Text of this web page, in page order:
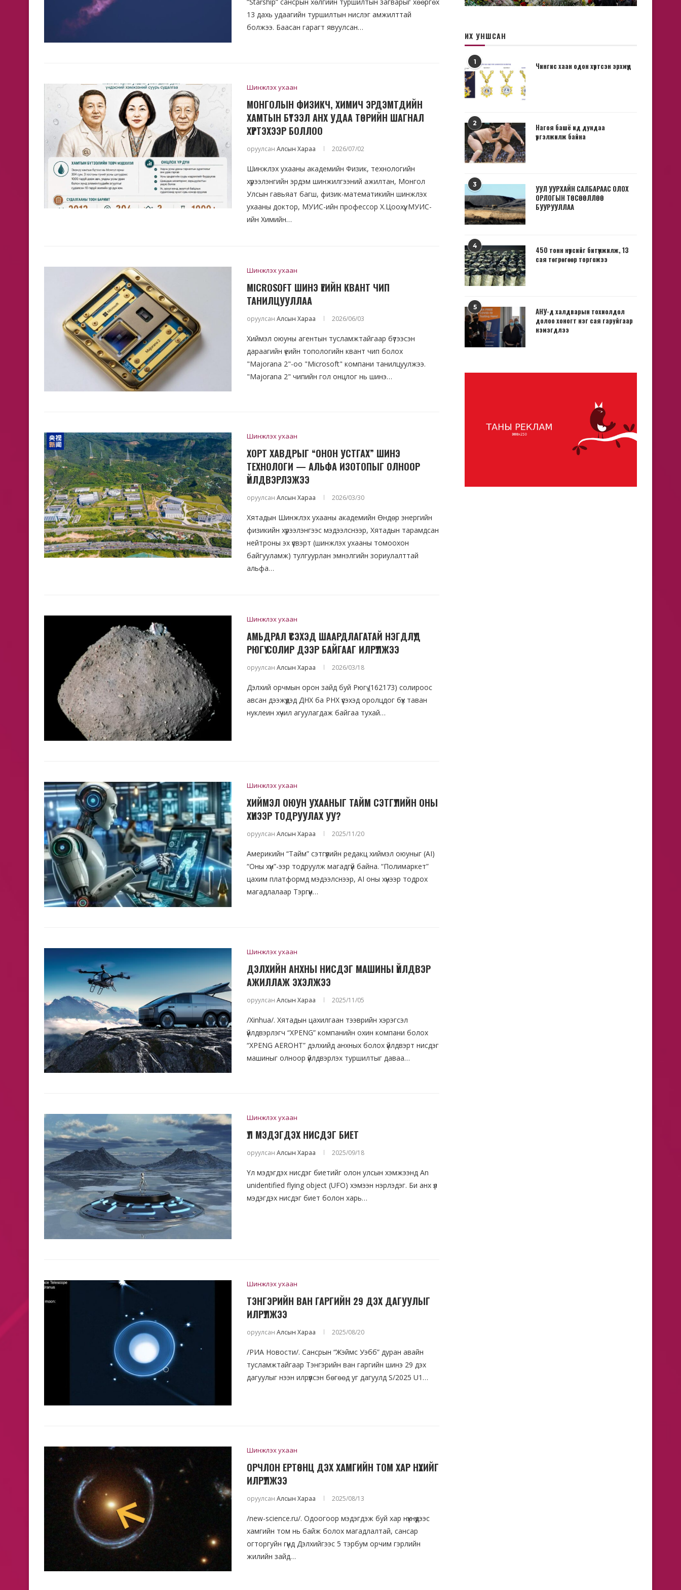
13 дахь удаагийн туршилтын нислэг амжилттай
болжээ. Баасан гарагт явуулсан…
Шинжлэх ухаан
МОНГОЛЫН ФИЗИКЧ, ХИМИЧ ЭРДЭМТДИЙН
ХАМТЫН БҮТЭЭЛ АНХ УДАА ТӨРИЙН ШАГНАЛ
ХҮРТЭХЭЭР БОЛЛОО
оруулсан Алсын Хараа 2026/07/02
Шинжлэх ухааны академийн Физик, технологийн
хүрээлэнгийн эрдэм шинжилгээний ажилтан, Монгол
Улсын гавьяат багш, физик-математикийн шинжлэх
ухааны доктор, МУИС-ийн профессор Х.Цоохүү, МУИС-
ийн Химийн…
Шинжлэх ухаан
MICROSOFT ШИНЭ ҮЕИЙН КВАНТ ЧИП
ТАНИЛЦУУЛЛАА
оруулсан Алсын Хараа 2026/06/03
Хиймэл оюуны агентын тусламжтайгаар бүтээсэн
дараагийн үеийн топологийн квант чип болох
"Majorana 2"-оо "Microsoft" компани танилцуулжээ.
"Majorana 2" чипийн гол онцлог нь шинэ…
Шинжлэх ухаан
ХОРТ ХАВДРЫГ “ОНОН УСТГАХ” ШИНЭ
ТЕХНОЛОГИ — АЛЬФА ИЗОТОПЫГ ОЛНООР
ҮЙЛДВЭРЛЭЖЭЭ
оруулсан Алсын Хараа 2026/03/30
Хятадын Шинжлэх ухааны академийн Өндөр энергийн
физикийн хүрээлэнгээс мэдээлснээр, Хятадын тарамдсан
нейтроны эх үүсвэрт (шинжлэх ухааны томоохон
байгууламж) тулгуурлан эмнэлгийн зориулалттай
альфа…
Шинжлэх ухаан
АМЬДРАЛ ҮҮСЭХЭД ШААРДЛАГАТАЙ НЭГДЛҮҮД
РЮГҮ СОЛИР ДЭЭР БАЙГААГ ИЛРҮҮЛЖЭЭ
оруулсан Алсын Хараа 2026/03/18
Дэлхий орчмын орон зайд буй Рюгү (162173) солироос
авсан дээжүүдэд ДНХ ба РНХ үүсэхэд оролцдог бүх таван
нуклеин хүчил агуулагдаж байгаа тухай…
Шинжлэх ухаан
ХИЙМЭЛ ОЮУН УХААНЫГ ТАЙМ СЭТГҮҮЛИЙН ОНЫ
ХҮНЭЭР ТОДРУУЛАХ УУ?
оруулсан Алсын Хараа 2025/11/20
Америкийн “Тайм” сэтгүүлийн редакц хиймэл оюуныг (AI)
“Оны хүн”-ээр тодруулж магадгүй байна. “Полимаркет”
цахим платформд мэдээлснээр, AI оны хүнээр тодрох
магадлалаар Тэргүүн…
Шинжлэх ухаан
ДЭЛХИЙН АНХНЫ НИСДЭГ МАШИНЫ ҮЙЛДВЭР
АЖИЛЛАЖ ЭХЭЛЖЭЭ
оруулсан Алсын Хараа 2025/11/05
/Xinhua/. Хятадын цахилгаан тээврийн хэрэгсэл
үйлдвэрлэгч “XPENG” компанийн охин компани болох
“XPENG AEROHT” дэлхийд анхных болох үйлдвэрт нисдэг
машиныг олноор үйлдвэрлэх туршилтыг даваа…
Шинжлэх ухаан
ҮЛ МЭДЭГДЭХ НИСДЭГ БИЕТ
оруулсан Алсын Хараа 2025/09/18
Үл мэдэгдэх нисдэг биетийг олон улсын хэмжээнд An
unidentified flying object (UFO) хэмээн нэрлэдэг. Би анх үл
мэдэгдэх нисдэг биет болон харь…
Шинжлэх ухаан
ТЭНГЭРИЙН ВАН ГАРГИЙН 29 ДЭХ ДАГУУЛЫГ
ИЛРҮҮЛЖЭЭ
оруулсан Алсын Хараа 2025/08/20
/РИА Новости/. Сансрын “Жэймс Уэбб” дуран авайн
тусламжтайгаар Тэнгэрийн ван гаргийн шинэ 29 дэх
дагуулыг нээн илрүүлсэн бөгөөд уг дагуулд S/2025 U1…
Шинжлэх ухаан
ОРЧЛОН ЕРТӨНЦ ДЭХ ХАМГИЙН ТОМ ХАР НҮХИЙГ
ИЛРҮҮЛЖЭЭ
оруулсан Алсын Хараа 2025/08/13
/new-science.ru/. Одоогоор мэдэгдэж буй хар нүхнүүдээс
хамгийн том нь байж болох магадлалтай, сансар
огторгуйн гүнд Дэлхийгээс 5 тэрбум орчим гэрлийн
жилийн зайд…
ИХ УНШСАН
1 Чингис хаан одон хүртсэн эрхмүүд
2
Нагоя башё ид дундаа
үргэлжилж байна
3
УУЛ УУРХАЙН САЛБАРААС ОЛОХ
ОРЛОГЫН ТӨСӨӨЛЛӨӨ
БУУРУУЛЛАА
4
450 тонн нүүрсийг битүүмжилж, 13
сая төгрөгөөр торгожээ
5
АНУ-д халдварын тохиолдол
долоо хоногт нэг сая гаруйгаар
нэмэгдлээ